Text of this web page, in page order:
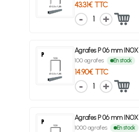
43.31€ TTC
1
Agrafes P 06 mm INOX
100 agrafes En stock
14.90€ TTC
1
Agrafes P 06 mm INOX
1000 agrafes En stock